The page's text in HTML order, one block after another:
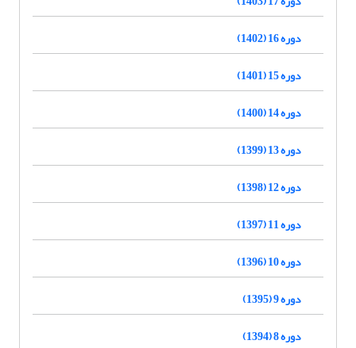
دوره 16 (1402)
دوره 15 (1401)
دوره 14 (1400)
دوره 13 (1399)
دوره 12 (1398)
دوره 11 (1397)
دوره 10 (1396)
دوره 9 (1395)
دوره 8 (1394)